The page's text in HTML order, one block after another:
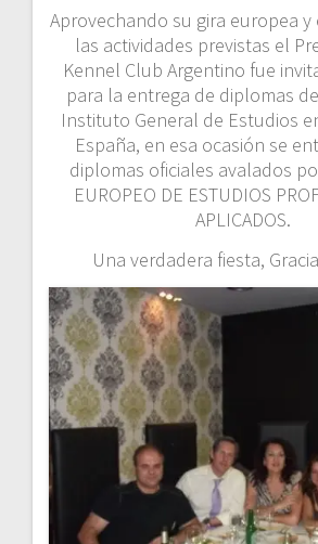
Aprovechando su gira europea y
las actividades previstas el
Kennel Club Argentino fue
para la entrega de diplomas
Instituto General de Estudios
España, en esa ocasión se
diplomas oficiales avalados
EUROPEO DE ESTUDIOS
APLICADOS.
Una verdadera fiesta,